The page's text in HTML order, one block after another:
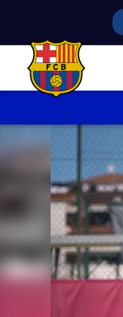
FC Barcelona club badge